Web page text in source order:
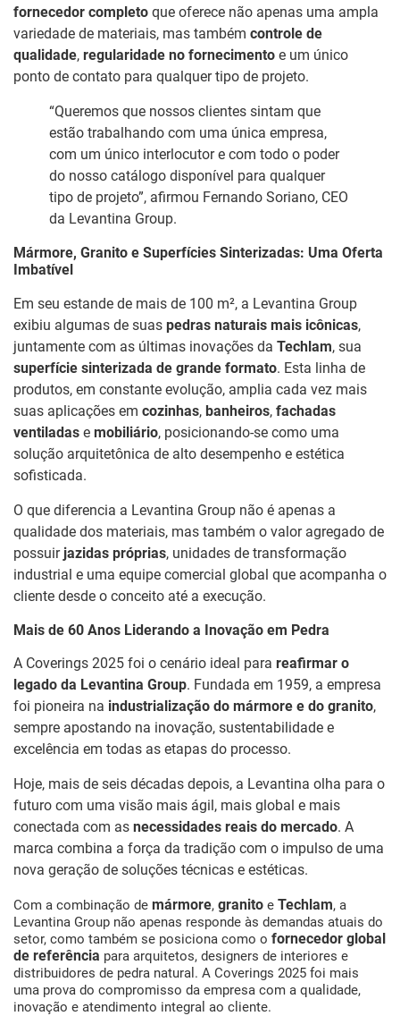
fornecedor completo que oferece não apenas uma ampla
variedade de materiais, mas também controle de
qualidade, regularidade no fornecimento e um único
ponto de contato para qualquer tipo de projeto.
“Queremos que nossos clientes sintam que
estão trabalhando com uma única empresa,
com um único interlocutor e com todo o poder
do nosso catálogo disponível para qualquer
tipo de projeto”, afirmou Fernando Soriano, CEO
da Levantina Group.
Mármore, Granito e Superfícies Sinterizadas: Uma Oferta
Imbatível
Em seu estande de mais de 100 m², a Levantina Group
exibiu algumas de suas pedras naturais mais icônicas,
juntamente com as últimas inovações da Techlam, sua
superfície sinterizada de grande formato. Esta linha de
produtos, em constante evolução, amplia cada vez mais
suas aplicações em cozinhas, banheiros, fachadas
ventiladas e mobiliário, posicionando-se como uma
solução arquitetônica de alto desempenho e estética
sofisticada.
O que diferencia a Levantina Group não é apenas a
qualidade dos materiais, mas também o valor agregado de
possuir jazidas próprias, unidades de transformação
industrial e uma equipe comercial global que acompanha o
cliente desde o conceito até a execução.
Mais de 60 Anos Liderando a Inovação em Pedra
A Coverings 2025 foi o cenário ideal para reafirmar o
legado da Levantina Group. Fundada em 1959, a empresa
foi pioneira na industrialização do mármore e do granito,
sempre apostando na inovação, sustentabilidade e
excelência em todas as etapas do processo.
Hoje, mais de seis décadas depois, a Levantina olha para o
futuro com uma visão mais ágil, mais global e mais
conectada com as necessidades reais do mercado. A
marca combina a força da tradição com o impulso de uma
nova geração de soluções técnicas e estéticas.
Com a combinação de mármore, granito e Techlam, a
Levantina Group não apenas responde às demandas atuais do
setor, como também se posiciona como o fornecedor global
de referência para arquitetos, designers de interiores e
distribuidores de pedra natural. A Coverings 2025 foi mais
uma prova do compromisso da empresa com a qualidade,
inovação e atendimento integral ao cliente.